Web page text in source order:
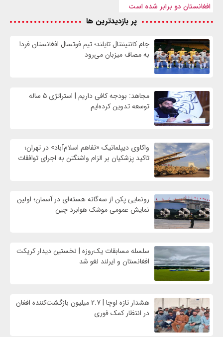
افغانستان دو برابر شده است
پر بازدیدترین ها
جام کانتیننتال تایلند؛ تیم فوتسال افغانستان فردا
به مصاف میزبان می‌رود
مجاهد: بودجه کافی داریم | استراتژی ۵ ساله
توسعه تدوین کرده‌ایم
واکاوی دیپلماتیک «تفاهم اسلام‌آباد» در تهران؛
تاکید پزشکیان بر الزام واشنگتن به اجرای توافقات
رونمایی پکن از سه‌گانه هسته‌ای در آسمان؛ اولین
نمایش عمومی موشک هوابرد چین
سلسله مسابقات یک‌روزه | نخستین دیدار کریکت
افغانستان و ایرلند لغو شد
هشدار تازه اوچا | ۲.۷ میلیون بازگشت‌کننده افغان
در انتظار کمک فوری